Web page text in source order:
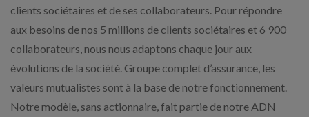
clients sociétaires et de ses collaborateurs. Pour répondre
aux besoins de nos 5 millions de clients sociétaires et 6 900
collaborateurs, nous nous adaptons chaque jour aux
évolutions de la société. Groupe complet d’assurance, les
valeurs mutualistes sont à la base de notre fonctionnement.
Notre modèle, sans actionnaire, fait partie de notre ADN